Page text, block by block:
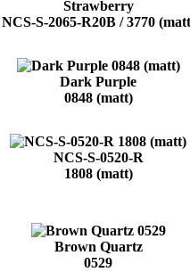
Strawberry
NCS-S-2065-R20B / 3770
Dark Purple
0848 (matt)
NCS-S-0520-R
1808 (matt)
Brown Quartz
0529